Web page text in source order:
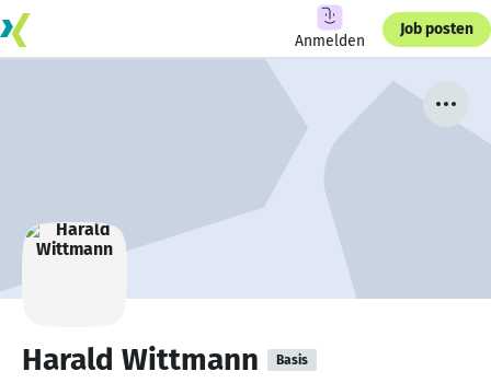
Anmelden
Job posten
Harald Wittmann Basis